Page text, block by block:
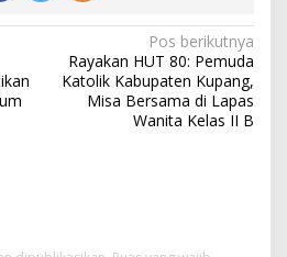
Pos berikutnya
Rayakan HUT 80: Pemuda
Katolik Kabupaten Kupang,
Misa Bersama di Lapas
Wanita Kelas II B